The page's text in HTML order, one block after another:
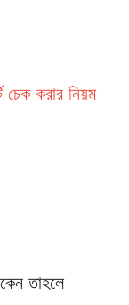
চেক করার নিয়ম
তাহলে